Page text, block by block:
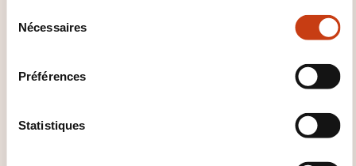
Nécessaires
Préférences
Statistiques
info@keyjob.lu
En savoir plus sur l’organisme de